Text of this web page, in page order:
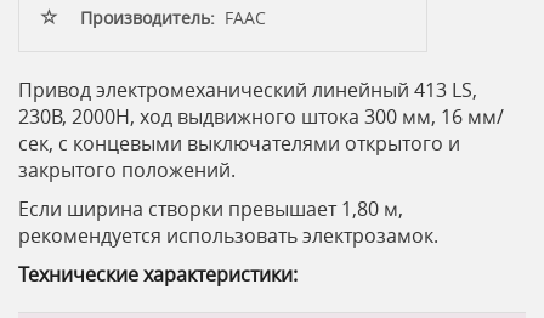
Производитель: FAAC
Привод электромеханический линейный 413 LS,
230В, 2000Н, ход выдвижного штока 300 мм, 16 мм/
сек, с концевыми выключателями открытого и
закрытого положений.
Если ширина створки превышает 1,80 м,
рекомендуется использовать электрозамок.
Технические характеристики: